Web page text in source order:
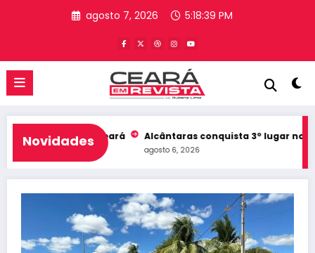
agosto 7, 2026 5:18:39 PM
Novidades
Top 10 do Ceará Alcântaras conquista 3º lugar no Ideb
agosto 6, 2026